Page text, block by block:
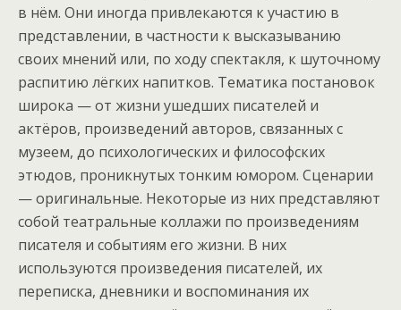
в нём. Они иногда привлекаются к участию в
представлении, в частности к высказыванию
своих мнений или, по ходу спектакля, к шуточному
распитию лёгких напитков. Тематика постановок
широка — от жизни ушедших писателей и
актёров, произведений авторов, связанных с
музеем, до психологических и философских
этюдов, проникнутых тонким юмором. Сценарии
— оригинальные. Некоторые из них представляют
собой театральные коллажи по произведениям
писателя и событиям его жизни. В них
используются произведения писателей, их
переписка, дневники и воспоминания их